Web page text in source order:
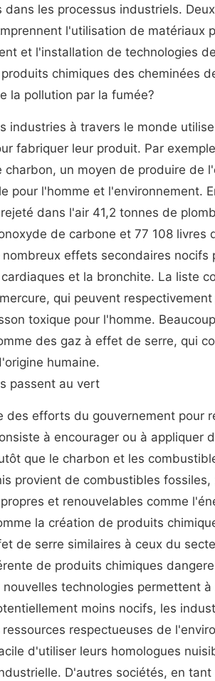
dans les processus industriels.
l'utilisation de matériaux
et l'installation de technologies
chimiques des cheminées
la pollution par la fumée?
industries à travers le monde
fabriquer leur produit. Par
charbon, un moyen de produire de
pour l'homme et l'environnement.
dans l'air 41,2 tonnes de
de carbone et 77 108 livres
effets secondaires nocifs
et la bronchite. La liste
qui peuvent
toxique pour l'homme.
des gaz à effet de serre, qui
humaine.
passent au vert
des efforts du gouvernement pour
à encourager ou à appliquer
que le charbon et les
provient de combustibles
et renouvelables comme
la création de produits
de serre similaires à ceux du
de produits chimiques
nouvelles technologies permettent
moins nocifs, les
respectueuses de
d'utiliser leurs homologues
D'autres sociétés, en